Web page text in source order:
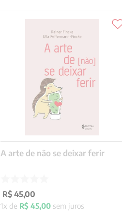
A arte de não se deixar ferir
R$ 45,00
1x de R$ 45,00 sem juros